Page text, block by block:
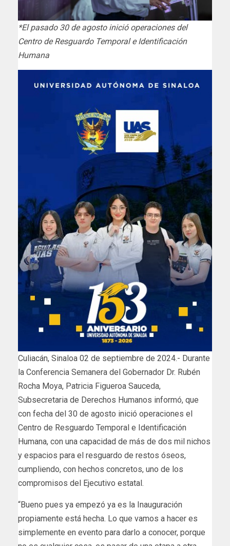
*El pasado 30 de agosto inició operaciones del
Centro de Resguardo Temporal e Identificación
Humana
Culiacán, Sinaloa 02 de septiembre de 2024.- Durante
la Conferencia Semanera del Gobernador Dr. Rubén
Rocha Moya, Patricia Figueroa Sauceda,
Subsecretaria de Derechos Humanos informó, que
con fecha del 30 de agosto inició operaciones el
Centro de Resguardo Temporal e Identificación
Humana, con una capacidad de más de dos mil nichos
y espacios para el resguardo de restos óseos,
cumpliendo, con hechos concretos, uno de los
compromisos del Ejecutivo estatal.
“Bueno pues ya empezó ya es la Inauguración
propiamente está hecha. Lo que vamos a hacer es
simplemente en evento para darlo a conocer, porque